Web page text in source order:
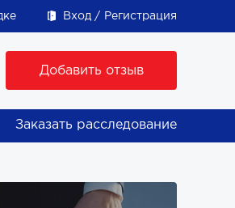
Вход Регистрация
Добавить отзыв
Заказать расследование